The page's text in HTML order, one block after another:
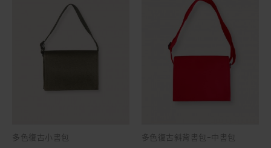
多色復古小書包
多色復古斜背書包-中書包